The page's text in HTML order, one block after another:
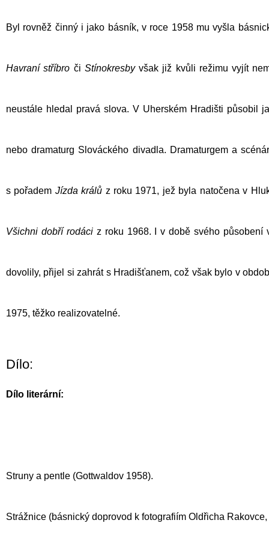
Byl rovněž činný i jako básník, v roce 1958 mu vyšla
Havraní stříbro či Stínokresbyvšak již kvůli režimu vyjít
neustále hledal pravá slova. V Uherském Hradišti působil
nebo dramaturg Slováckého divadla. Dramaturgem a
s pořadem Jízda králů z roku 1971, jež byla natočena v
Všichni dobří rodáciz roku 1968. I v době svého působení
dovolily, přijel si zahrát s Hradišťanem, což však bylo v
1975, těžko realizovatelné.
Dílo:
Dílo literární:
Struny a pentle (Gottwaldov 1958).
Strážnice (básnický doprovod k fotografiím Oldřicha